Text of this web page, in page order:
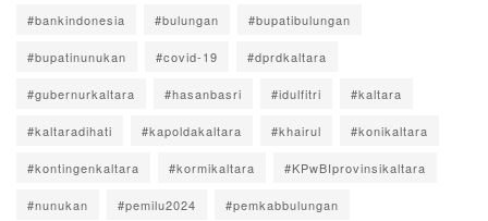
#bankindonesia #bulungan #bupatibulungan
#bupatinunukan #covid-19 #dprdkaltara
#gubernurkaltara #hasanbasri #idulfitri #kaltara
#kaltaradihati #kapoldakaltara #khairul #konikaltara
#kontingenkaltara #kormikaltara #KPwBIprovinsikaltara
#nunukan #pemilu2024 #pemkabbulungan